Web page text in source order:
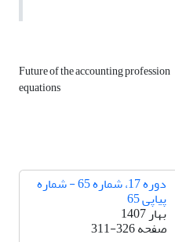
Future of the accounting profession
equations
دوره 17، شماره 65 - شماره
پیاپی 65
بهار 1407
صفحه311-326